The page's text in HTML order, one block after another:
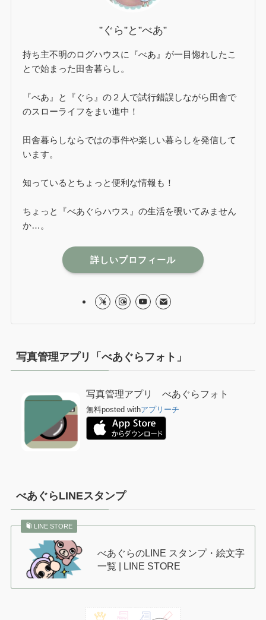
”ぐら”と”べあ”
持ち主不明のログハウスに『べあ』が一目惚れしたこ
とで始まった田舎暮らし。
『べあ』と『ぐら』の２人で試行錯誤しながら田舎で
のスローライフをまい進中！
田舎暮らしならではの事件や楽しい暮らしを発信して
います。
知っているとちょっと便利な情報も！
ちょっと『べあぐらハウス』の生活を覗いてみません
か…。
詳しいプロフィール
写真管理アプリ「べあぐらフォト」
写真管理アプリ べあぐらフォト
無料posted withアプリーチ
べあぐらLINEスタンプ
LINE STORE
べあぐらのLINE スタンプ・絵文字
一覧 | LINE STORE